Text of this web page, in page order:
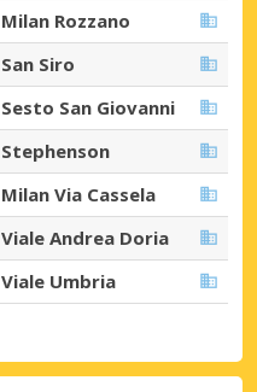
Milan Rozzano
San Siro
Sesto San Giovanni
Stephenson
Milan Via Cassela
Viale Andrea Doria
Viale Umbria